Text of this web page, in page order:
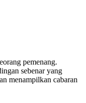
pemenang.
sebenar yang
menampilkan cabaran